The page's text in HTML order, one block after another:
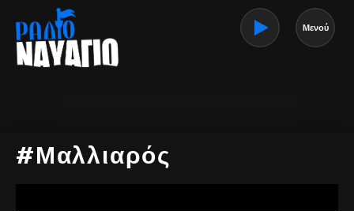
Μενού
#Μαλλιαρός